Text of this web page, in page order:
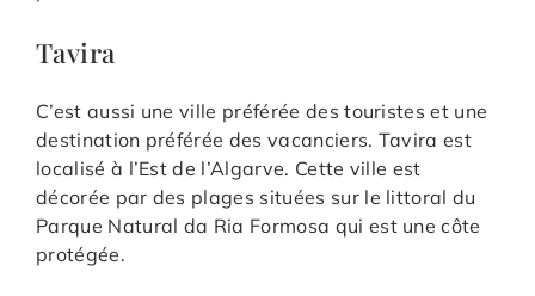
Tavira
C’est aussi une ville préférée des touristes et une
destination préférée des vacanciers. Tavira est
localisé à l’Est de l’Algarve. Cette ville est
décorée par des plages situées sur le littoral du
Parque Natural da Ria Formosa qui est une côte
protégée.